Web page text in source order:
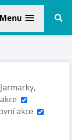
Menu
Jarmarky,
akce